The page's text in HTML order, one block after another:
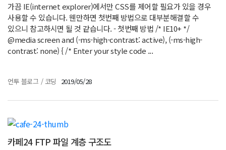
가끔 IE(internet explorer)에서만 CSS를 제어할 필요가 있을 경우
사용할 수 있습니다. 웬만하면 첫번째 방법으로 대부분해결할 수
있으니 참고하시면 될 것 같습니다. - 첫번째 방법 /* IE10+ */
@media screen and (-ms-high-contrast: active), (-ms-high-
contrast: none) { /* Enter your style code ...
언투 블로그 / 코딩 2019/05/28
카페24 FTP 파일 계층 구조도